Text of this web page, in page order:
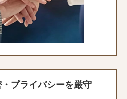
プライバシーを厳守